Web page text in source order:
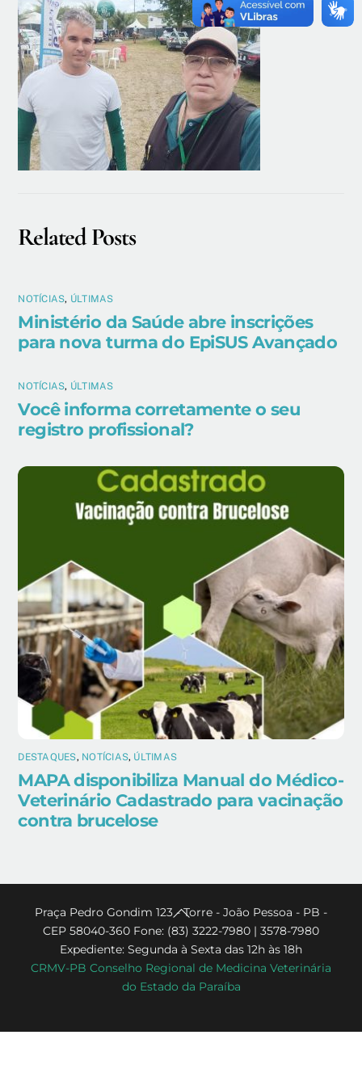
Related Posts
NOTÍCIAS, ÚLTIMAS
Ministério da Saúde abre inscrições
para nova turma do EpiSUS Avançado
NOTÍCIAS, ÚLTIMAS
Você informa corretamente o seu
registro profissional?
DESTAQUES, NOTÍCIAS, ÚLTIMAS
MAPA disponibiliza Manual do Médico-
Veterinário Cadastrado para vacinação
contra brucelose
Back
To
Top
Praça Pedro Gondim 123 - Torre - João Pessoa - PB -
CEP 58040-360 Fone: (83) 3222-7980 | 3578-7980
Expediente: Segunda à Sexta das 12h às 18h
CRMV-PB Conselho Regional de Medicina Veterinária
do Estado da Paraíba